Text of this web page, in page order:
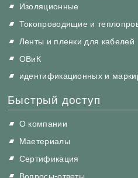
Изоляционные
Токопроводящие и
Ленты и пленки для кабелей
ОВиК
идентификационных и
Быстрый доступ
О компании
Маетериалы
Сертификация
Вопросы-ответы